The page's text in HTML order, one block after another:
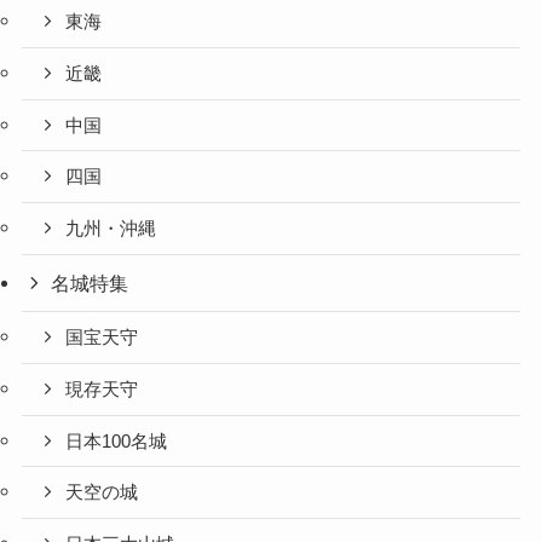
東海
近畿
中国
四国
九州・沖縄
名城特集
国宝天守
現存天守
日本100名城
天空の城